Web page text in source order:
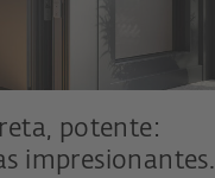
potente:
impresionantes.